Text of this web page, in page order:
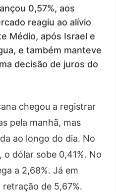
0,57%, aos
reagiu ao alívio
Médio, após Israel e
e também manteve
decisão de juros do
chegou a registrar
pela manhã, mas
ao longo do dia. No
o dólar sobe 0,41%. No
a 2,68%. Já em
retração de 5,67%.